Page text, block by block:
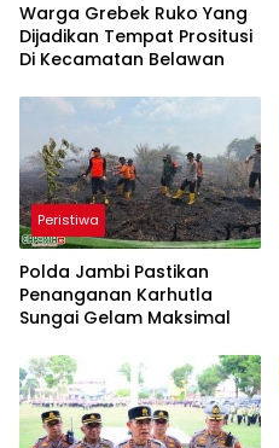
Warga Grebek Ruko Yang
Dijadikan Tempat Prositusi
Di Kecamatan Belawan
Peristiwa
Polda Jambi Pastikan
Penanganan Karhutla
Sungai Gelam Maksimal